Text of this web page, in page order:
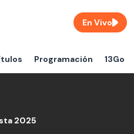
Programación 13Go
En Vivo
2025